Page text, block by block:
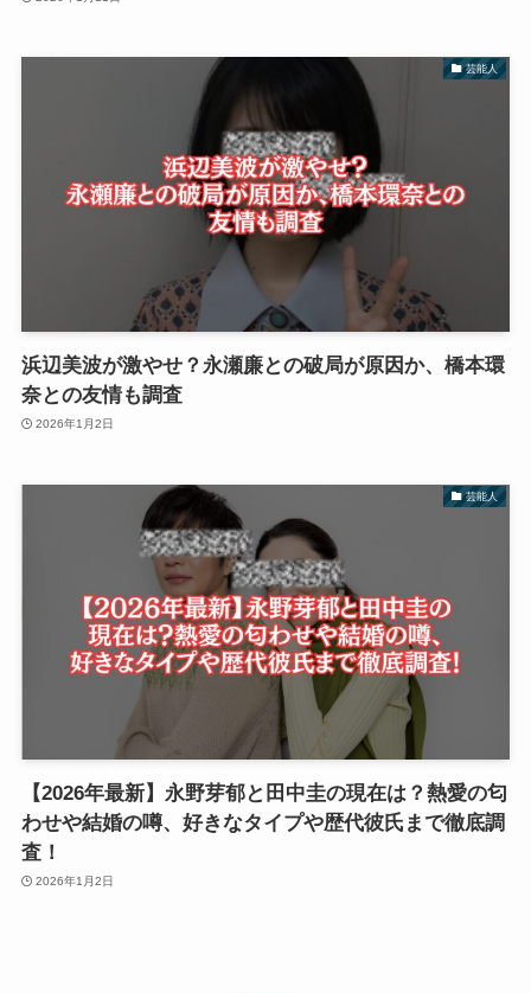
芸能人
浜辺美波が激やせ？永瀬廉との破局が原因か、橋本環
奈との友情も調査
2026年1月2日
芸能人
【2026年最新】永野芽郁と田中圭の現在は？熱愛の匂
わせや結婚の噂、好きなタイプや歴代彼氏まで徹底調
査！
2026年1月2日